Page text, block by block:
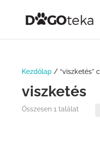
Kezdőlap/ “viszketés”
viszketés
Összesen 1 találat